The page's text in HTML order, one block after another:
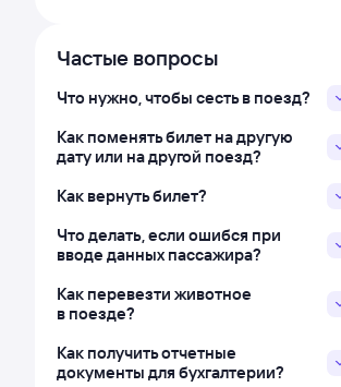
Частые вопросы
Что нужно, чтобы сесть в поезд?
Как поменять билет на другую
дату или на другой поезд?
Как вернуть билет?
Что делать, если ошибся при
вводе данных пассажира?
Как перевезти животное
в поезде?
Как получить отчетные
документы для бухгалтерии?